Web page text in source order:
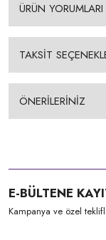
ÜRÜN YORUMLARI
TAKSİT
ÖNERİLERİNİZ
E-BÜLTENE
Kampanya ve özel